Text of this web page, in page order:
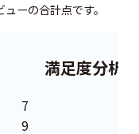
ーの合計点です。
7
9
満足度分析